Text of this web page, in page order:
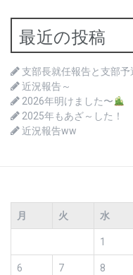
最近の投稿
支部長就任報告と支部予
近況報告～
2026年明けました〜
2025年もあざ～した！
近況報告ww
月
火 水
1
6 7 8